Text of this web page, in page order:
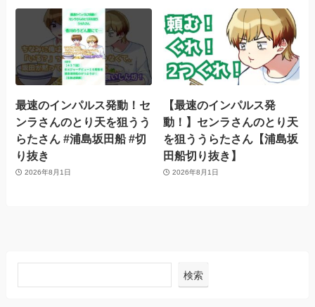
最速のインパルス発動！セ
ンラさんのとり天を狙うう
らたさん #浦島坂田船 #切
り抜き
2026年8月1日
【最速のインパルス発
動！】センラさんのとり天
を狙ううらたさん【浦島坂
田船切り抜き】
2026年8月1日
検索